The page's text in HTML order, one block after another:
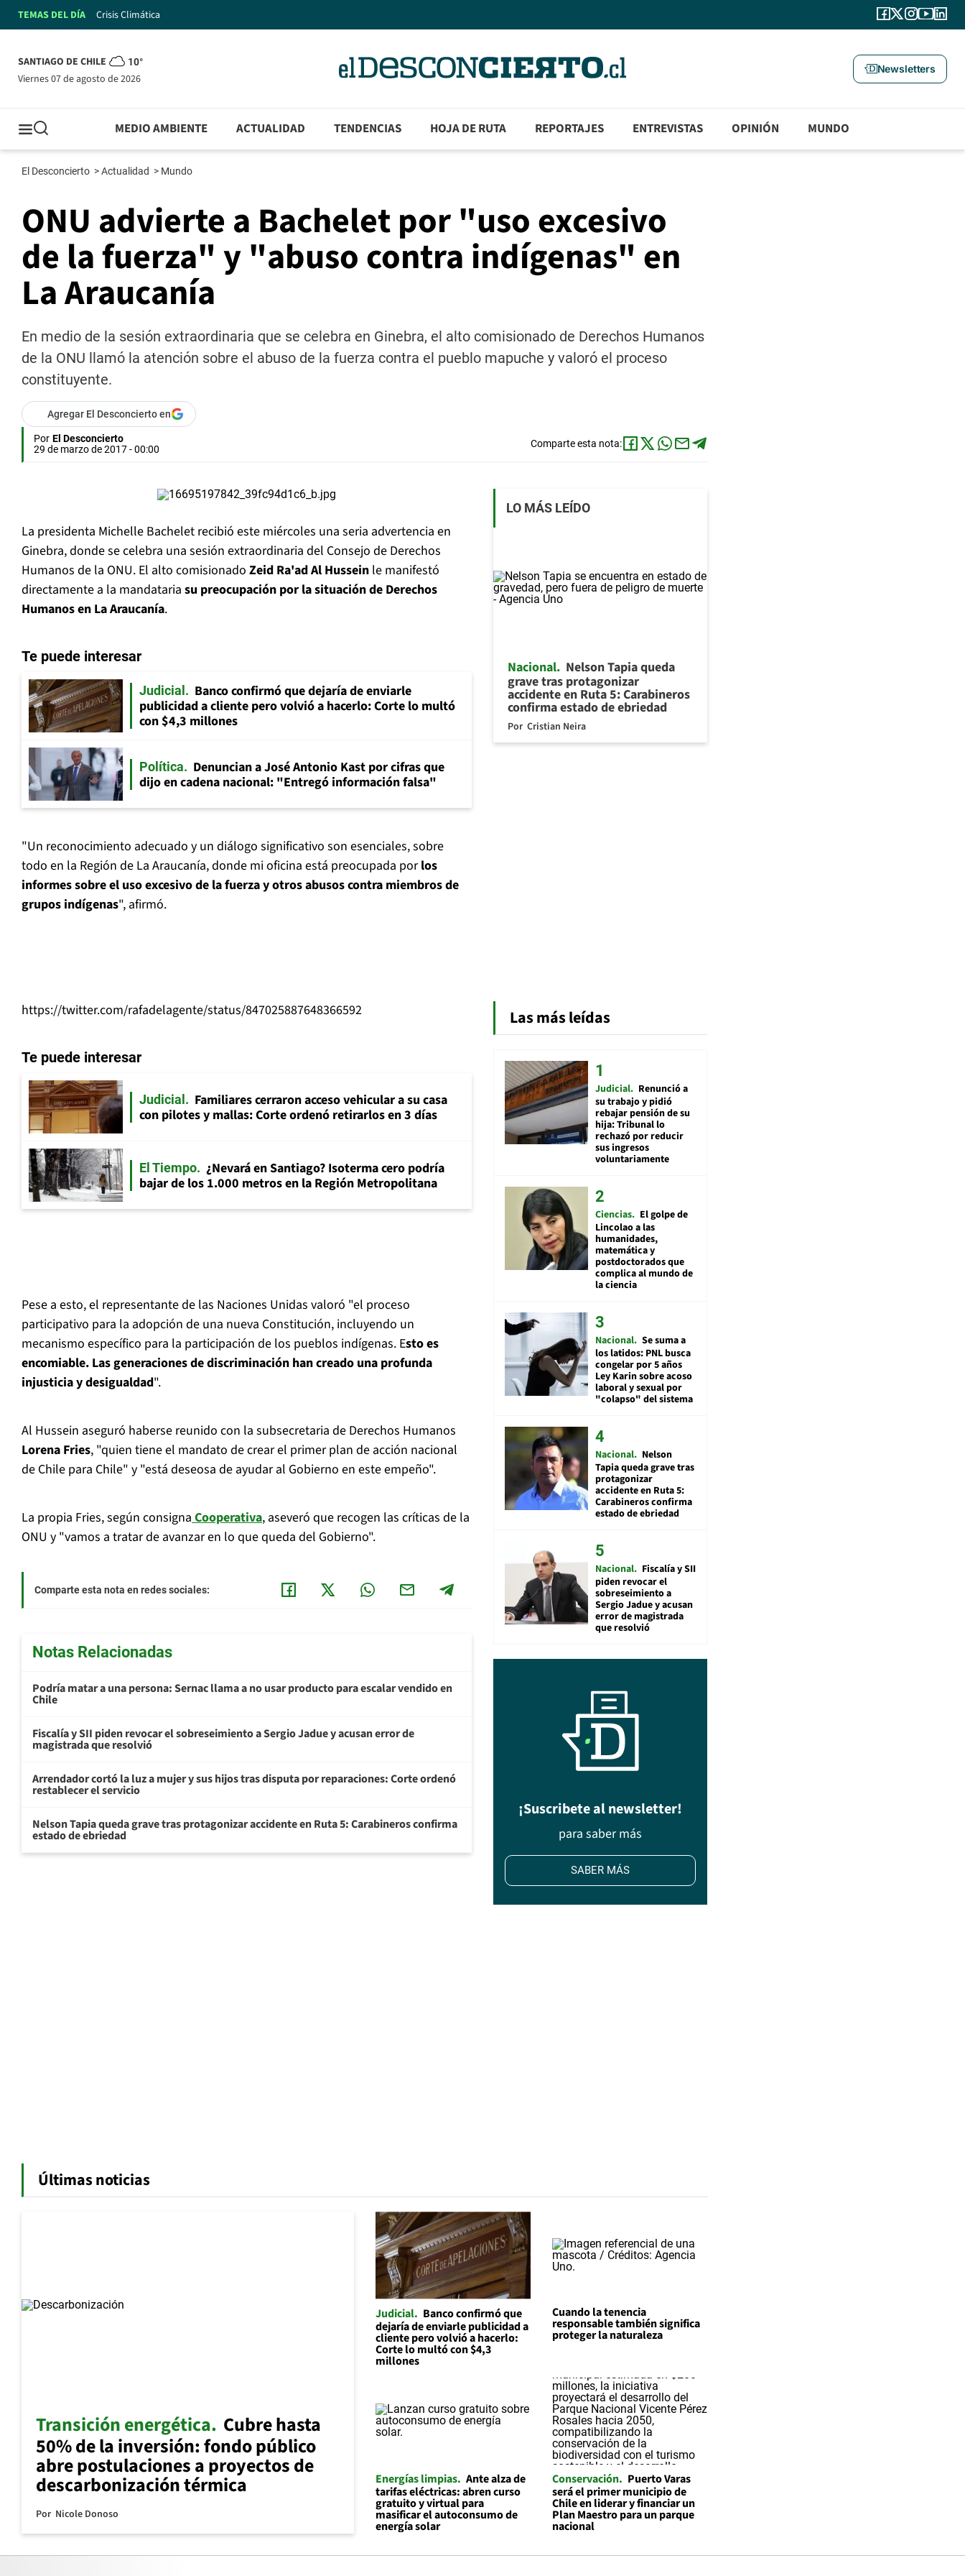
TEMAS DEL DÍA Crisis Climática
SANTIAGO DE CHILE 10°
viernes 07 de agosto de 2026
Newsletters
MEDIO AMBIENTE ACTUALIDAD TENDENCIAS HOJA DE RUTA REPORTAJES ENTREVISTAS OPINIÓN MUNDO
El Desconcierto >Actualidad > Mundo
ONU advierte a Bachelet por "uso excesivo
de la fuerza" y "abuso contra indígenas" en
La Araucanía
En medio de la sesión extraordinaria que se celebra en Ginebra, el alto comisionado de Derechos Humanos
de la ONU llamó la atención sobre el abuso de la fuerza contra el pueblo mapuche y valoró el proceso
constituyente.
Agregar El Desconcierto en
Por El Desconcierto
29 de marzo de 2017 - 00:00
Comparte esta nota:
La presidenta Michelle Bachelet recibió este miércoles una seria advertencia en
Ginebra, donde se celebra una sesión extraordinaria del Consejo de Derechos
Humanos de la ONU. El alto comisionado Zeid Ra'ad Al Hussein le manifestó
directamente a la mandataria su preocupación por la situación de Derechos
Humanos en La Araucanía.
Te puede interesar
Judicial
Banco confirmó que dejaría de enviarle
publicidad a cliente pero volvió a hacerlo: Corte lo multó
con $4,3 millones
Política
Denuncian a José Antonio Kast por cifras que
dijo en cadena nacional: "Entregó información falsa"
"Un reconocimiento adecuado y un diálogo significativo son esenciales, sobre
todo en la Región de La Araucanía, donde mi oficina está preocupada porlos
informes sobre el uso excesivo de la fuerza y otros abusos contra miembros de
grupos indígenas", afirmó.
https://twitter.com/rafadelagente/status/847025887648366592
Te puede interesar
Judicial
Familiares cerraron acceso vehicular a su casa
con pilotes y mallas: Corte ordenó retirarlos en 3 días
El Tiempo
¿Nevará en Santiago? Isoterma cero podría
bajar de los 1.000 metros en la Región Metropolitana
Pese a esto, el representante de las Naciones Unidas valoró "el proceso
participativo para la adopción de una nueva Constitución, incluyendo un
mecanismo específico para la participación de los pueblos indígenas. Esto es
encomiable. Las generaciones de discriminación han creado una profunda
injusticia y desigualdad".
Al Hussein aseguró haberse reunido con la subsecretaria de Derechos Humanos
Lorena Fries, "quien tiene el mandato de crear el primer plan de acción nacional
de Chile para Chile" y "está deseosa de ayudar al Gobierno en este empeño".
La propia Fries, según consignaCooperativa, aseveró que recogen las críticas de la
ONU y "vamos a tratar de avanzar en lo que queda del Gobierno".
Comparte esta nota en redes sociales:
Notas Relacionadas
Podría matar a una persona: Sernac llama a no usar producto para escalar vendido en
Chile
Fiscalía y SII piden revocar el sobreseimiento a Sergio Jadue y acusan error de
magistrada que resolvió
Arrendador cortó la luz a mujer y sus hijos tras disputa por reparaciones: Corte ordenó
restablecer el servicio
Nelson Tapia queda grave tras protagonizar accidente en Ruta 5: Carabineros confirma
estado de ebriedad
LO MÁS LEÍDO
Nacional Nelson Tapia queda
grave tras protagonizar
accidente en Ruta 5: Carabineros
confirma estado de ebriedad
Por Cristian Neira
Las más leídas
Judicial Renunció a
su trabajo y pidió
rebajar pensión de su
hija: Tribunal lo
rechazó por reducir
sus ingresos
voluntariamente
Ciencias El golpe de
Lincolao a las
humanidades,
matemática y
postdoctorados que
complica al mundo de
la ciencia
Nacional Se suma a
los latidos: PNL busca
congelar por 5 años
Ley Karin sobre acoso
laboral y sexual por
"colapso" del sistema
Nacional Nelson
Tapia queda grave tras
protagonizar
accidente en Ruta 5:
Carabineros confirma
estado de ebriedad
Nacional Fiscalía y SII
piden revocar el
sobreseimiento a
Sergio Jadue y acusan
error de magistrada
que resolvió
¡Suscribete al newsletter!
para saber más
SABER MÁS
Últimas noticias
Transición energética Cubre hasta
50% de la inversión: fondo público
abre postulaciones a proyectos de
descarbonización térmica
Por Nicole Donoso
Judicial
Banco confirmó que
dejaría de enviarle publicidad a
cliente pero volvió a hacerlo:
Corte lo multó con $4,3
millones
Cuando la tenencia
responsable también significa
proteger la naturaleza
Energías limpias Ante alza de
tarifas eléctricas: abren curso
gratuito y virtual para
masificar el autoconsumo de
energía solar
Conservación Puerto Varas
será el primer municipio de
Chile en liderar y financiar un
Plan Maestro para un parque
nacional